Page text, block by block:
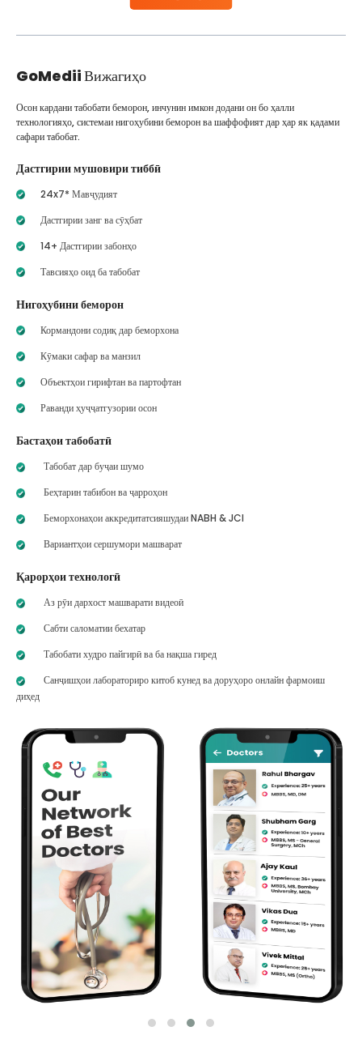
GoMediiВижагиҳо
Осон кардани табобати беморон, инчунин имкон додани он бо ҳалли
технологияҳо, системаи нигоҳубини беморон ва шаффофият дар ҳар як қадами
сафари табобат.
Дастгирии мушовири тиббӣ
24x7* Мавҷудият
Дастгирии занг ва сӯҳбат
14+ Дастгирии забонҳо
Тавсияҳо оид ба табобат
Нигоҳубини беморон
Кормандони содиқ дар беморхона
Кӯмаки сафар ва манзил
Объектҳои гирифтан ва партофтан
Раванди ҳуҷҷатгузории осон
Бастаҳои табобатӣ
Табобат дар буҷаи шумо
Беҳтарин табибон ва ҷарроҳон
Беморхонаҳои аккредитатсияшудаи NABH & JCI
Вариантҳои сершумори машварат
Қарорҳои технологӣ
Аз рӯи дархост машварати видеоӣ
Сабти саломатии бехатар
Табобати худро пайгирӣ ва ба нақша гиред
Санҷишҳои лабораториро китоб кунед ва доруҳоро онлайн фармоиш
диҳед